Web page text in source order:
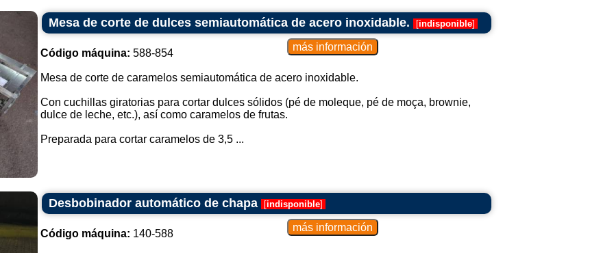
Mesa de corte de dulces semiautomática de acero inoxidable. [indisponible]
Código máquina: 588-854
Mesa de corte de caramelos semiautomática de acero inoxidable.
Con cuchillas giratorias para cortar dulces sólidos (pé de moleque, pé de moça, brownie,
dulce de leche, etc.), así como caramelos de frutas.
Preparada para cortar caramelos de 3,5 ...
Desbobinador automático de chapa [indisponible]
Código máquina: 140-588